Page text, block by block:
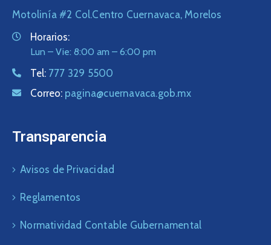
Motolinía #2 Col.Centro Cuernavaca, Morelos
Horarios:
Lun – Vie: 8:00 am – 6:00 pm
Tel: 777 329 5500
Correo: pagina@cuernavaca.gob.mx
Transparencia
Avisos de Privacidad
Reglamentos
Normatividad Contable Gubernamental